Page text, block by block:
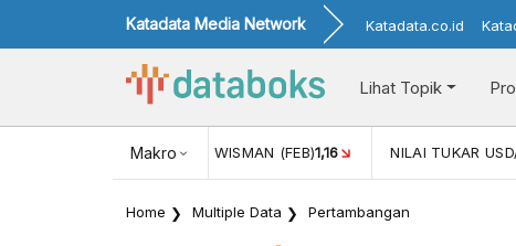
Katadata Media Network Katadata.co.id
Lihat Topik
Makro
NILAI TUKAR USD/IDR 18 INFLASI YOY (APR)
Home Multiple Data Pertambangan